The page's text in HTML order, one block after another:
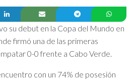
su debut en la Copa del Mundo en
firmó una de las primeras
0-0 frente a Cabo Verde.
con un 74% de posesión